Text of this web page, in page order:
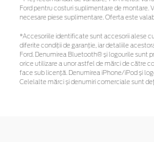
Ford pentru costuri suplimentare de montare.
necesare piese suplimentare. Oferta este
*Accesoriile identificate sunt accesorii alese
diferite condiții de garanție, iar detaliile
Ford. Denumirea Bluetooth® și logourile sunt
orice utilizare a unor astfel de mărci de către
face sub licență. Denumirea iPhone/iPod și
Celelalte mărci și denumiri comerciale sunt